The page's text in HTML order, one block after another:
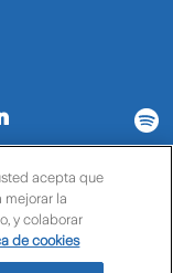
Política de cookies
acepta que
mejorar la
y colaborar
de cookies